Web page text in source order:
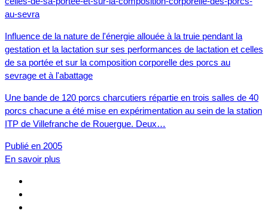
Influence de la nature de l'énergie allouée à la truie pendant la
gestation et la lactation sur ses performances de lactation et celles
de sa portée et sur la composition corporelle des porcs au
sevrage et à l'abattage
Une bande de 120 porcs charcutiers répartie en trois salles de 40
porcs chacune a été mise en expérimentation au sein de la station
ITP de Villefranche de Rouergue. Deux…
Publié en 2005
En savoir plus